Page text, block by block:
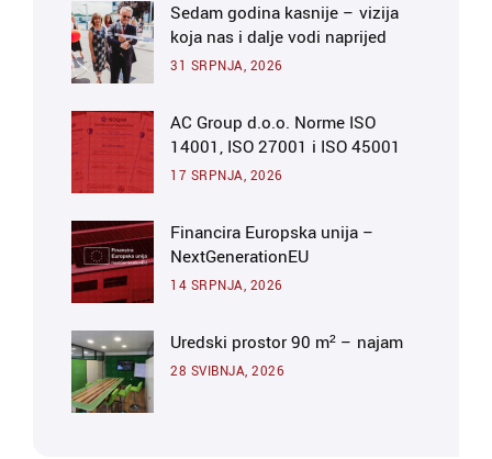
Sedam godina kasnije – vizija
koja nas i dalje vodi naprijed
31 SRPNJA, 2026
AC Group d.o.o. Norme ISO
14001, ISO 27001 i ISO 45001
17 SRPNJA, 2026
Financira Europska unija –
NextGenerationEU
14 SRPNJA, 2026
Uredski prostor 90 m² – najam
28 SVIBNJA, 2026